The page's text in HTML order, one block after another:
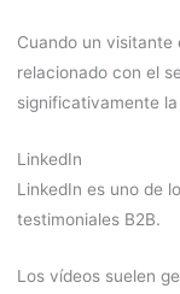
Cuando un visitante
relacionado con el
significativamente
LinkedIn
LinkedIn es uno de
testimoniales B2B.
Los vídeos suelen